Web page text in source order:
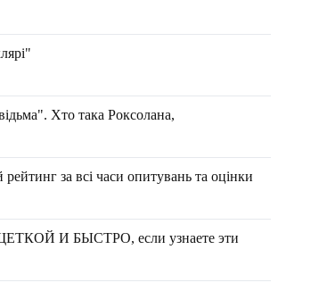
Хто така Роксолана,
за всі часи опитувань та оцінки
И БЫСТРО, если узнаете эти